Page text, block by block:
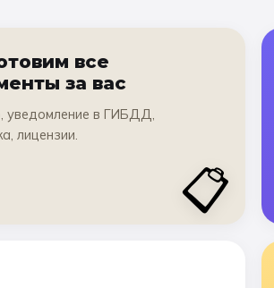
все
за вас
уведомление в ГИБДД,
лицензии.
📋